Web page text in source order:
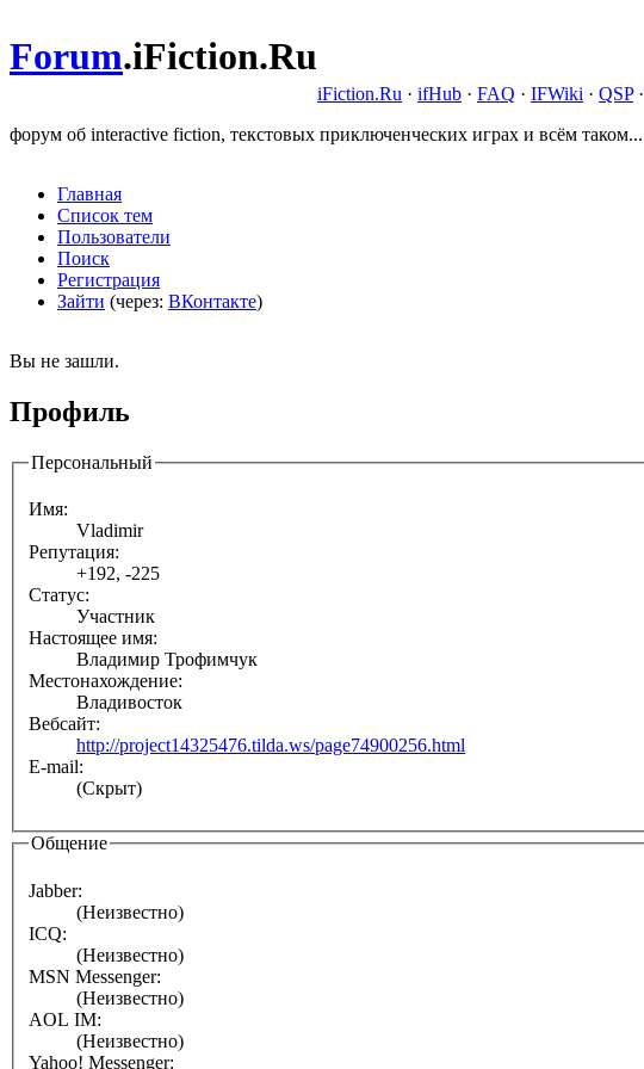
Forum.iFiction.Ru
iFiction.Ru · ifHub · FAQ · IFWiki · QSP·
форум об interactive fiction, текстовых приключенческих играх и всём таком...
Главная
Список тем
Пользователи
Поиск
Регистрация
Зайти (через: ВКонтакте)
Вы не зашли.
Профиль
Персональный
Имя:
Vladimir
Репутация:
+192, -225
Статус:
Участник
Настоящее имя:
Владимир Трофимчук
Местонахождение:
Владивосток
Вебсайт:
http://project14325476.tilda.ws/page74900256.html
E-mail:
(Скрыт)
Общение
Jabber:
(Неизвестно)
ICQ:
(Неизвестно)
MSN Messenger:
(Неизвестно)
AOL IM:
(Неизвестно)
Yahoo! Messenger: